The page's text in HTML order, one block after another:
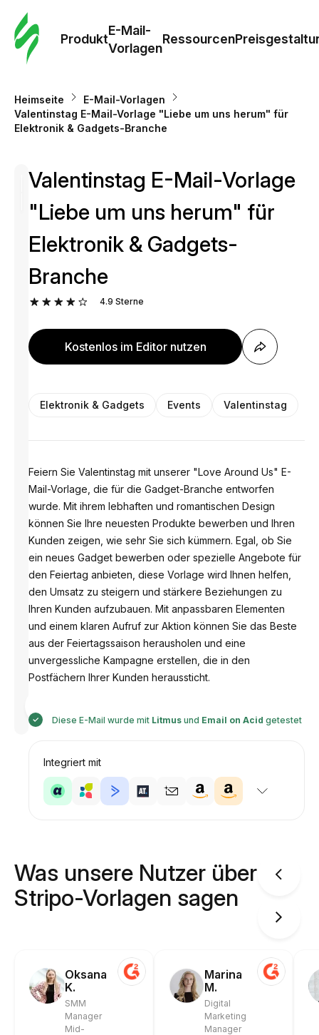
Produkt
E-Mail-
Vorlagen
Ressourcen
Heimseite
E-Mail-Vorlagen
Valentinstag E-Mail-Vorlage "Liebe um uns herum" für
Elektronik & Gadgets-Branche
Anastasiia
Valentinstag E-Mail-Vorlage
"Liebe um uns herum" für
Elektronik & Gadgets-
Branche
4.9 Sterne
Kostenlos im Editor nutzen
Elektronik & Gadgets Events Valentinstag
Feiern Sie Valentinstag mit unserer "Love Around Us" E-
Mail-Vorlage, die für die Gadget-Branche entworfen
wurde. Mit ihrem lebhaften und romantischen Design
können Sie Ihre neuesten Produkte bewerben und Ihren
Kunden zeigen, wie sehr Sie sich kümmern. Egal, ob Sie
ein neues Gadget bewerben oder spezielle Angebote für
den Feiertag anbieten, diese Vorlage wird Ihnen helfen,
den Umsatz zu steigern und stärkere Beziehungen zu
Ihren Kunden aufzubauen. Mit anpassbaren Elementen
und einem klaren Aufruf zur Aktion können Sie das Beste
aus der Feiertagssaison herausholen und eine
unvergessliche Kampagne erstellen, die in den
Postfächern Ihrer Kunden heraussticht.
Diese E-Mail wurde mit Litmus und Email on Acid getestet
Integriert mit
Was unsere Nutzer über
Stripo-Vorlagen sagen
Oksana
K.
SMM
Manager
Mid-
Marina
M.
Digital
Marketing
Manager